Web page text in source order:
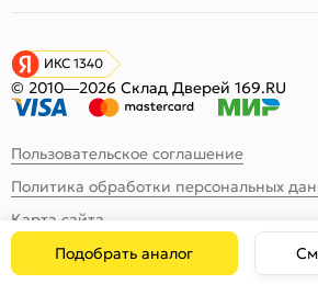
Подобрать аналог
ИКС 1340
© 2010—2026 Склад Дверей 169.RU
Пользовательское соглашение
Политика обработки персональных
Карта сайта